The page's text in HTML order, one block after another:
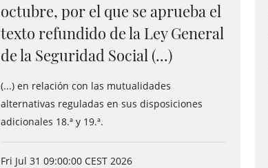
octubre, por el que se aprueba el
texto refundido de la Ley General
de la Seguridad Social (...)
(...) en relación con las mutualidades
alternativas reguladas en sus disposiciones
adicionales 18.ª y 19.ª.
Fri Jul 31 09:00:00 CEST 2026